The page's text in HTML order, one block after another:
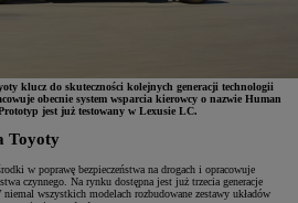
klucz do skuteczności kolejnych generacji technologii
obecnie system wsparcia kierowcy o nazwie Human
jest już testowany w Lexusie LC.
Toyoty
w poprawę bezpieczeństwa na drogach i opracowuje
czynnego. Na rynku dostępna jest już trzecia generacje
wszystkich modelach rozbudowane zestawy układów